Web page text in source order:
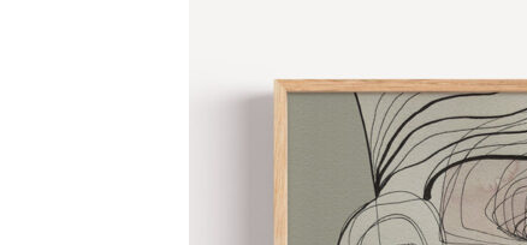
flere
varianter.
Mulighederne
vælges
på